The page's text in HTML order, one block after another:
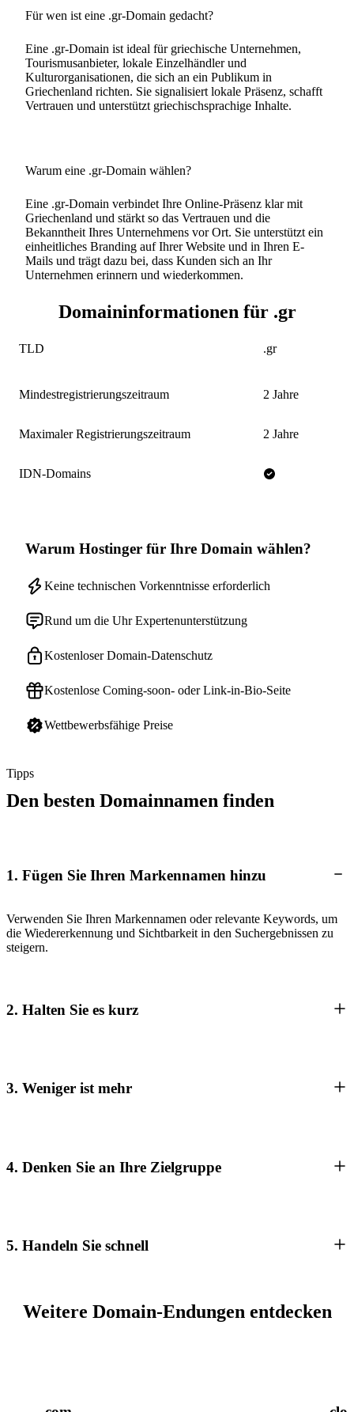
Für wen ist eine .gr-Domain gedacht?
Eine .gr-Domain ist ideal für griechische Unternehmen,
Tourismusanbieter, lokale Einzelhändler und
Kulturorganisationen, die sich an ein Publikum in
Griechenland richten. Sie signalisiert lokale Präsenz, schafft
Vertrauen und unterstützt griechischsprachige Inhalte.
Warum eine .gr-Domain wählen?
Eine .gr-Domain verbindet Ihre Online-Präsenz klar mit
Griechenland und stärkt so das Vertrauen und die
Bekanntheit Ihres Unternehmens vor Ort. Sie unterstützt ein
einheitliches Branding auf Ihrer Website und in Ihren E-
Mails und trägt dazu bei, dass Kunden sich an Ihr
Unternehmen erinnern und wiederkommen.
Domaininformationen für .gr
TLD .gr
Mindestregistrierungszeitraum 2 Jahre
Maximaler Registrierungszeitraum 2 Jahre
IDN-Domains
Warum Hostinger für Ihre Domain wählen?
Keine technischen Vorkenntnisse erforderlich
Rund um die Uhr Expertenunterstützung
Kostenloser Domain-Datenschutz
Kostenlose Coming-soon- oder Link-in-Bio-Seite
Wettbewerbsfähige Preise
Tipps
Den besten Domainnamen finden
1. Fügen Sie Ihren Markennamen hinzu
Verwenden Sie Ihren Markennamen oder relevante Keywords, um
die Wiedererkennung und Sichtbarkeit in den Suchergebnissen zu
steigern.
2. Halten Sie es kurz
3. Weniger ist mehr
4. Denken Sie an Ihre Zielgruppe
5. Handeln Sie schnell
Weitere Domain-Endungen entdecken